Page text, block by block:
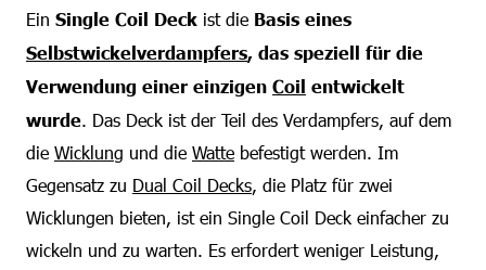
Ein Single Coil Deck ist die Basis eines
Selbstwickelverdampfers, das speziell für die
Verwendung einer einzigen Coil entwickelt
wurde. Das Deck ist der Teil des Verdampfers, auf dem
die Wicklung und die Watte befestigt werden. Im
Gegensatz zu Dual Coil Decks, die Platz für zwei
Wicklungen bieten, ist ein Single Coil Deck einfacher zu
wickeln und zu warten. Es erfordert weniger Leistung,